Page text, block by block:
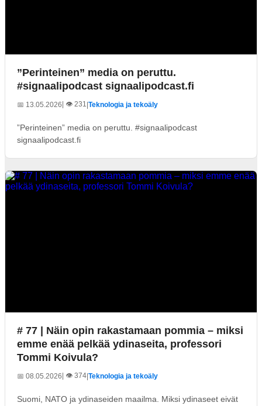
”Perinteinen” media on peruttu.
#signaalipodcast signaalipodcast.fi
📅 13.05.2026| 👁️ 231 Teknologia ja tekoäly
”Perinteinen” media on peruttu. #signaalipodcast
signaalipodcast.fi
# 77 | Näin opin rakastamaan pommia – miksi
emme enää pelkää ydinaseita, professori
Tommi Koivula?
📅 08.05.2026| 👁️ 374 Teknologia ja tekoäly
Suomi, NATO ja ydinaseiden maailma. Miksi ydinaseet eivät